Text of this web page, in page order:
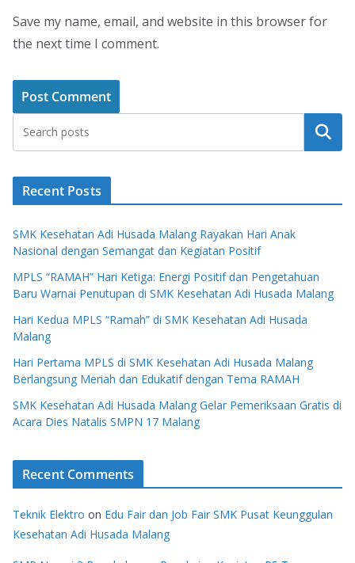
Save my name, email, and website in this browser for
the next time I comment.
Search
Recent Posts
SMK Kesehatan Adi Husada Malang Rayakan Hari Anak
Nasional dengan Semangat dan Kegiatan Positif
MPLS “RAMAH” Hari Ketiga: Energi Positif dan Pengetahuan
Baru Warnai Penutupan di SMK Kesehatan Adi Husada Malang
Hari Kedua MPLS “Ramah” di SMK Kesehatan Adi Husada
Malang
Hari Pertama MPLS di SMK Kesehatan Adi Husada Malang
Berlangsung Meriah dan Edukatif dengan Tema RAMAH
SMK Kesehatan Adi Husada Malang Gelar Pemeriksaan Gratis di
Acara Dies Natalis SMPN 17 Malang
Recent Comments
Teknik Elektro on Edu Fair dan Job Fair SMK Pusat Keunggulan
Kesehatan Adi Husada Malang